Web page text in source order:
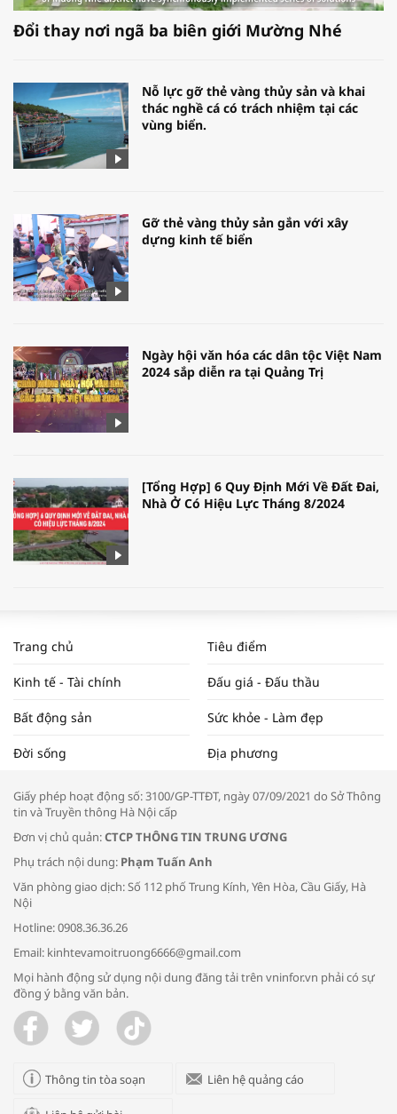
Đổi thay nơi ngã ba biên giới Mường Nhé
Nỗ lực gỡ thẻ vàng thủy sản và khai
thác nghề cá có trách nhiệm tại các
vùng biển.
Gỡ thẻ vàng thủy sản gắn với xây
dựng kinh tế biển
Ngày hội văn hóa các dân tộc Việt Nam
2024 sắp diễn ra tại Quảng Trị
[Tổng Hợp] 6 Quy Định Mới Về Đất Đai,
Nhà Ở Có Hiệu Lực Tháng 8/2024
NAM NĂM 2024 VÀ NĂM 2025 | NHỊP
ĐẬP THỊ TRƯỜNG #62
Tọa đàm “Xúc tiến thương mại: Khơi
Bác sĩ tư vấn cách phòng tránh bệnh
đường hô hấp trong thời tiết giao mùa
Trao yêu thương cho em
Trang chủ Tiêu điểm
Kinh tế - Tài chính Đấu giá - Đấu thầu
Bất động sản Sức khỏe - Làm đẹp
Đời sống Địa phương
Giấy phép hoạt động số: 3100/GP-TTĐT, ngày 07/09/2021 do Sở Thông
tin và Truyền thông Hà Nội cấp
Đơn vị chủ quản:CTCP THÔNG TIN TRUNG ƯƠNG
Phụ trách nội dung: Phạm Tuấn Anh
Văn phòng giao dịch: Số 112 phố Trung Kính, Yên Hòa, Cầu Giấy, Hà
Nội
Hotline: 0908.36.36.26
Email: kinhtevamoitruong6666@gmail.com
Mọi hành động sử dụng nội dung đăng tải trên vninfor.vn phải có sự
đồng ý bằng văn bản.
Thông tin tòa soạn Liên hệ quảng cáo